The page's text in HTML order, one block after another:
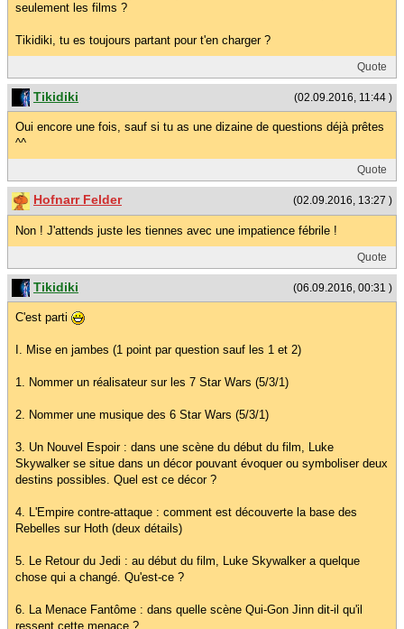
seulement les films ?
Tikidiki, tu es toujours partant pour t'en charger ?
Quote
(02.09.2016, 11:44 )
Tikidiki
Oui encore une fois, sauf si tu as une dizaine de questions déjà prêtes
^^
Quote
(02.09.2016, 13:27 )
Hofnarr Felder
Non ! J'attends juste les tiennes avec une impatience fébrile !
Quote
(06.09.2016, 00:31 )
Tikidiki
C'est parti
I. Mise en jambes (1 point par question sauf les 1 et 2)
1. Nommer un réalisateur sur les 7 Star Wars (5/3/1)
2. Nommer une musique des 6 Star Wars (5/3/1)
3. Un Nouvel Espoir : dans une scène du début du film, Luke
Skywalker se situe dans un décor pouvant évoquer ou symboliser deux
destins possibles. Quel est ce décor ?
4. L'Empire contre-attaque : comment est découverte la base des
Rebelles sur Hoth (deux détails)
5. Le Retour du Jedi : au début du film, Luke Skywalker a quelque
chose qui a changé. Qu'est-ce ?
6. La Menace Fantôme : dans quelle scène Qui-Gon Jinn dit-il qu'il
ressent cette menace ?